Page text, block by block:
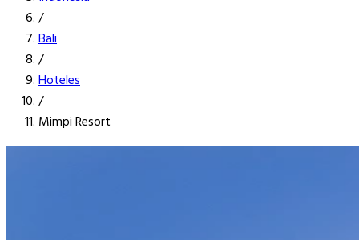
/
Bali
/
Hoteles
/
Mimpi Resort